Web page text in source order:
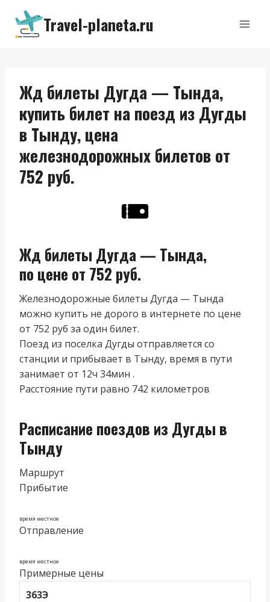
Перейти
содержимому
Travel-planeta.ru
Жд билеты Дугда — Тында,
купить билет на поезд из Дугды
в Тынду, цена
железнодорожных билетов от
752 руб.
Жд билеты Дугда — Тында,
по цене от 752 руб.
Железнодорожные билеты Дугда — Тында
можно купить не дорого в интернете по цене
от 752 руб за один билет.
Поезд из поселка Дугды отправляется со
станции и прибывает в Тынду, время в пути
занимает от 12ч 34мин .
Расстояние пути равно 742 километров
Расписание поездов из Дугды в
Тынду
Маршрут
Прибытие
время местное
Отправление
время местное
Примерные цены
363Э